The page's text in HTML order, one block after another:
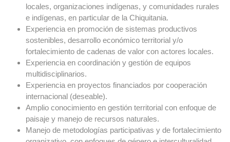
locales, organizaciones indígenas, y comunidades rurales
e indígenas, en particular de la Chiquitania.
Experiencia en promoción de sistemas productivos
sostenibles, desarrollo económico territorial y/o
fortalecimiento de cadenas de valor con actores locales.
Experiencia en coordinación y gestión de equipos
multidisciplinarios.
Experiencia en proyectos financiados por cooperación
internacional (deseable).
Amplio conocimiento en gestión territorial con enfoque de
paisaje y manejo de recursos naturales.
Manejo de metodologías participativas y de fortalecimiento